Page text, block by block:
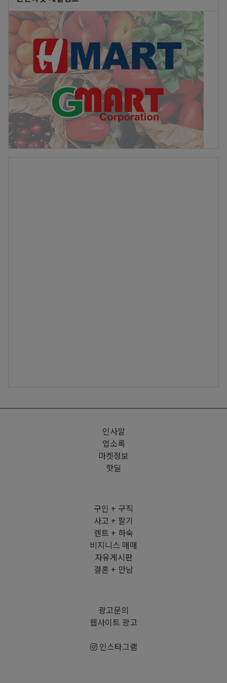
인사말
업소록
마켓정보
핫딜
구인 + 구직
사고 + 팔기
렌트 + 하숙
비지니스 매매
자유게시판
결혼 + 만남
광고문의
웹사이트 광고
인스타그램